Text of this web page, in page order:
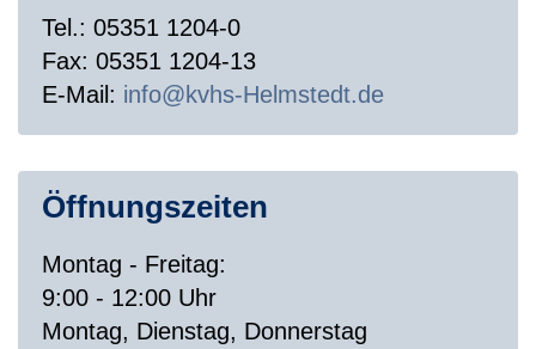
Tel.: 05351 1204-0
Fax: 05351 1204-13
E-Mail: info kvhs-Helmstedt de
Öffnungszeiten
Montag - Freitag:
9:00 - 12:00 Uhr
Montag, Dienstag, Donnerstag